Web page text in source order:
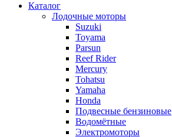
Каталог
Лодочные моторы
Suzuki
Toyama
Parsun
Reef Rider
Mercury
Tohatsu
Yamaha
Honda
Подвесные бензиновые
Водомётные
Электромоторы